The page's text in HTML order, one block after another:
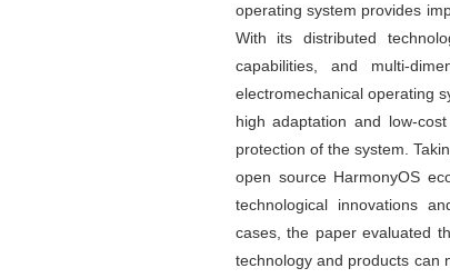
operating system provides
With its distributed
capabilities, and multi-
electromechanical operating
high adaptation and low-
protection of the system.
open source HarmonyOS
technological innovations
cases, the paper evaluated
technology and products can